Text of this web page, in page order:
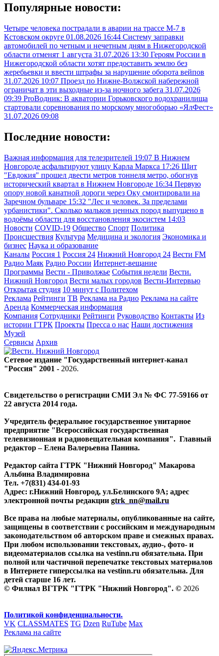
Популярные новости:
Четыре человека пострадали в аварии на трассе М-7 в
Кстовском округе 01.08.2026 16:44 Систему заправки
автомобилей по четным и нечетным дням в Нижегородской
области отменят 1 августа 31.07.2026 13:30 Героям России в
Нижегородской области хотят предоставить землю без
жеребьевки и ввести штрафы за нарушение оборота вейпов
31.07.2026 10:07 Проезд по Нижне-Волжской набережной
ограничат в эти выходные из-за ночного забега 31.07.2026
09:39 ProВодник: В акватории Горьковского водохранилища
стартовали соревнования по морскому многоборью «ЯлФест»
31.07.2026 09:08
Последние новости:
Важная информация для телезрителей 19:07 В Нижнем
Новгороде асфальтируют улицу Карла Маркса 17:26 Щит
"Евдокия" прошел двести метров тоннеля метро, обогнув
исторический квартал в Нижнем Новгороде 16:34 Первую
опору новой канатной дороги через Оку смонтировали на
Заречном бульваре 15:32 "Лес и человек. За пределами
урбанистики". Сколько мальков ценных пород выпущено в
водоёмы области для восстановления экосистем 14:03
Новости COVID-19 Общество Спорт Политика
Происшествия Культура Медицина и экология Экономика и
бизнес Наука и образование
Каналы Россия 1 Россия 24 Нижний Новгород 24 Вести FM
Радио Маяк Радио России Интернет-вещание
Программы Вести - Приволжье События недели Вести.
Нижний Новгород Вести малых городов Вести-Интервью
Открытая студия 10 минут с Политехом
Реклама Рейтинги ТВ Реклама на Радио Реклама на сайте
Аренда Коммерческая информация
Компания Сотрудники Рейтинги Руководство Контакты Из
истории ГТРК Проекты Пресса о нас Наши достижения
Музей
Сервисы Архив
Сетевое издание "Государственный интернет-канал
"Россия" 2001 - 2026.
Свидетельство о регистрации СМИ Эл № ФС 77-59166 от
22 августа 2014 года.
Учредитель федеральное государственное унитарное
предприятие "Всероссийская государственная
телевизионная и радиовещательная компания". Главный
редактор – Елена Валерьевна Панина.
Редактор сайта ГТРК "Нижний Новгород" Макарова
Альбина Владимировна
Тел. +7(831) 434-01-93
Адрес: г.Нижний Новгород, ул.Белинского 9А; адрес
электронной почты редакции gtrk_nn@mail.ru
Все права на любые материалы, опубликованные на сайте,
защищены в соответствии с российским и международным
законодательством об авторском праве и смежных правах.
При любом использовании текстовых, аудио-, фото- и
видеоматериалов ссылка на vestinn.ru обязательна. При
полной или частичной перепечатке текстовых материалов
в Интернете гиперссылка на vestinn.ru обязательна. Для
детей старше 16 лет.
© Филиал ВГТРК "ГТРК "Нижний Новгород". © 2026
Политикой конфиденциальности.
VK CLASSMATES TG Dzen RuTube Max
Реклама на сайте